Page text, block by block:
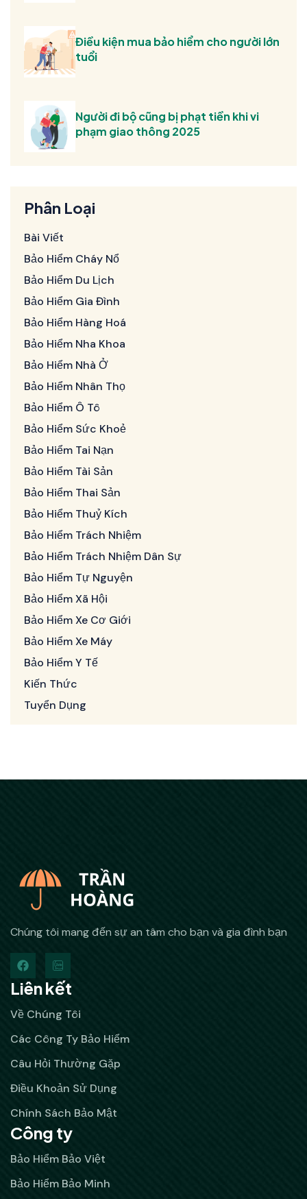
Điều kiện mua bảo hiểm cho người lớn
tuổi
Người đi bộ cũng bị phạt tiền khi vi
phạm giao thông 2025
Phân Loại
Bài Viết
Bảo Hiểm Cháy Nổ
Bảo Hiểm Du Lịch
Bảo Hiểm Gia Đình
Bảo Hiểm Hàng Hoá
Bảo Hiểm Nha Khoa
Bảo Hiểm Nhà Ở
Bảo Hiểm Nhân Thọ
Bảo Hiểm Ô Tô
Bảo Hiểm Sức Khoẻ
Bảo Hiểm Tai Nạn
Bảo Hiểm Tài Sản
Bảo Hiểm Thai Sản
Bảo Hiểm Thuỷ Kích
Bảo Hiểm Trách Nhiệm
Bảo Hiểm Trách Nhiệm Dân Sự
Bảo Hiểm Tự Nguyện
Bảo Hiểm Xã Hội
Bảo Hiểm Xe Cơ Giới
Bảo Hiểm Xe Máy
Bảo Hiểm Y Tế
Kiến Thức
Tuyển Dụng
Chúng tôi mang đến sự an tâm cho bạn và gia đình bạn
Liên kết
Về Chúng Tôi
Các Công Ty Bảo Hiểm
Câu Hỏi Thường Gặp
Điều Khoản Sử Dụng
Chính Sách Bảo Mật
Công ty
Bảo Hiểm Bảo Việt
Bảo Hiểm Bảo Minh